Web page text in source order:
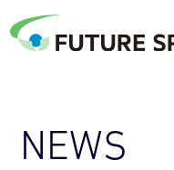
NEWS